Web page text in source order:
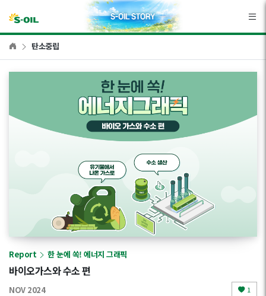
탄소중립
Report 한 눈에 쏙! 에너지 그래픽
바이오가스와 수소 편
NOV 2024 1